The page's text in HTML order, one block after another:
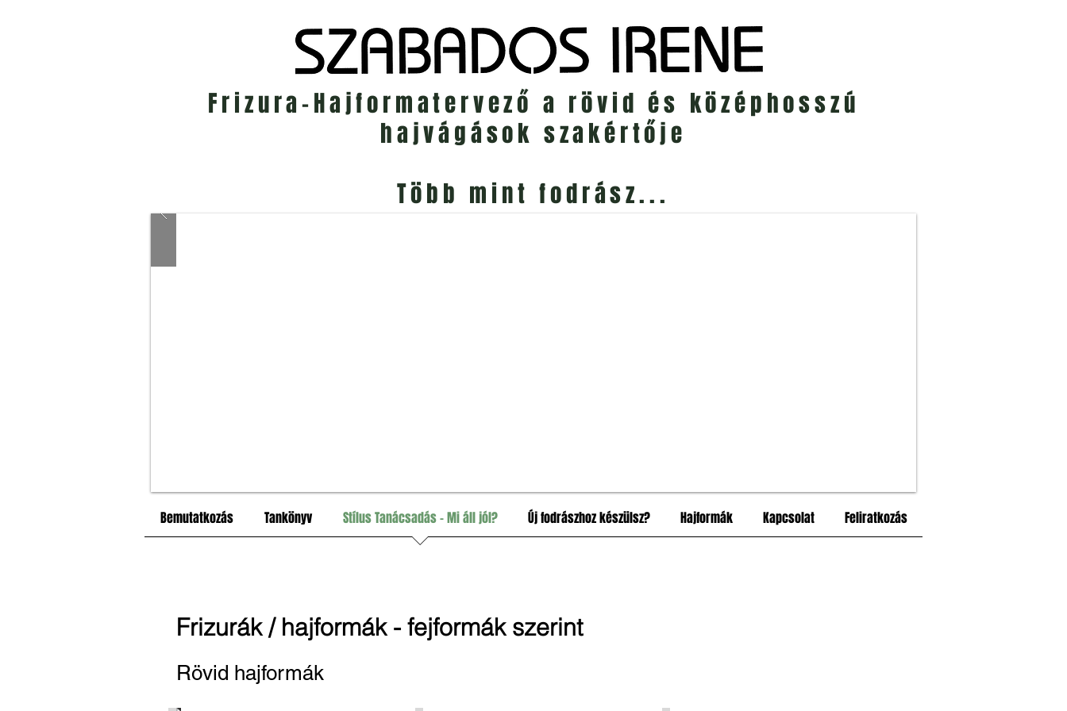
Frizura-Hajformatervező a rövid és középhosszú
hajvágások szakértője
Több mint fodrász...
Bemutatkozás Tankönyv Stílus Tanácsadás - Mi áll jól? Új fodrászhoz készülsz? Hajformák Kapcsolat Feliratkozás
Frizurák / hajformák - fejformák szerint
Rövid hajformák